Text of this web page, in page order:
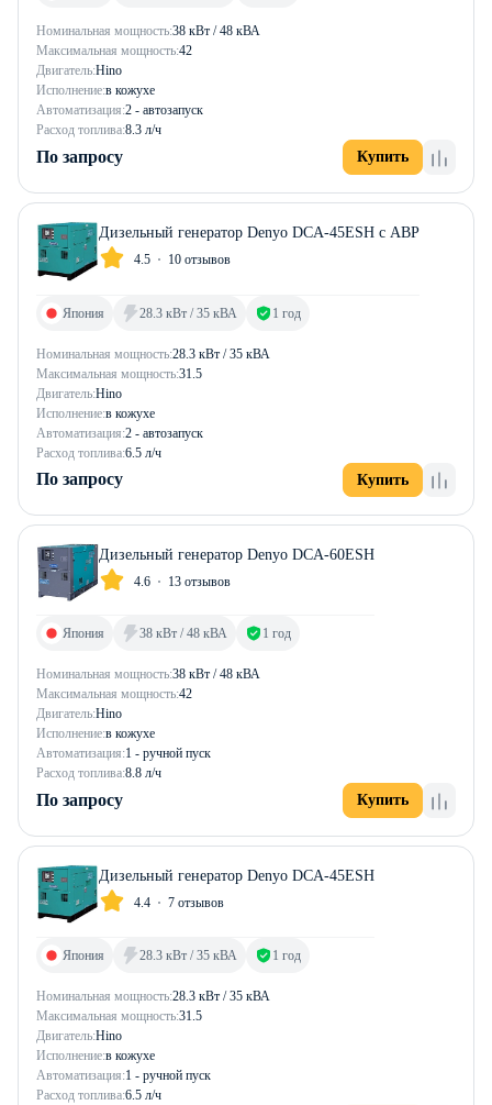
Номинальная мощность:38 кВт / 48 кВА
Максимальная мощность:42
Двигатель:Hino
Исполнение:в кожухе
Автоматизация:2 - автозапуск
Расход топлива:8.3 л/ч
По запросу Купить
Дизельный генератор Denyo DCA-45ESH с АВР
4.5 10 отзывов
Номинальная мощность:28.3 кВт / 35 кВА
Максимальная мощность:31.5
Двигатель:Hino
Исполнение:в кожухе
Автоматизация:2 - автозапуск
Расход топлива:6.5 л/ч
Япония 28.3 кВт / 35 кВА 1 год
По запросу Купить
Дизельный генератор Denyo DCA-60ESH
4.6 13 отзывов
Номинальная мощность:38 кВт / 48 кВА
Максимальная мощность:42
Двигатель:Hino
Исполнение:в кожухе
Автоматизация:1 - ручной пуск
Расход топлива:8.8 л/ч
Япония 38 кВт / 48 кВА 1 год
По запросу Купить
Дизельный генератор Denyo DCA-45ESH
4.4 7 отзывов
Номинальная мощность:28.3 кВт / 35 кВА
Максимальная мощность:31.5
Двигатель:Hino
Исполнение:в кожухе
Автоматизация:1 - ручной пуск
Расход топлива:6.5 л/ч
Япония 28.3 кВт / 35 кВА 1 год